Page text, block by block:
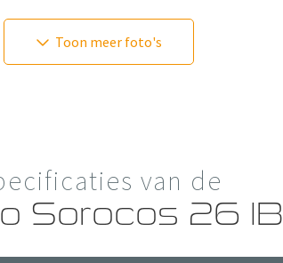
Toon meer foto's
van de
Sorocos 26 IB